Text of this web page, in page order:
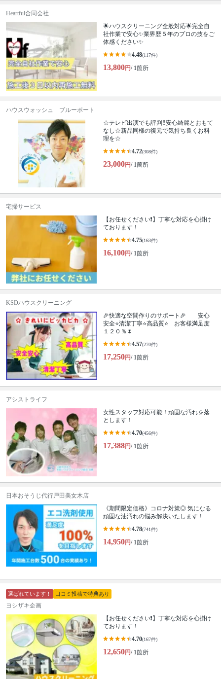
Heartful合同会社
🌟ハウスクリーニング全般対応🌟完全自
社作業で安心✨業界歴５年のプロの技をご
体感ください✨
4.48(117件)
13,800円/ 1箇所
ハウスウォッシュ ブルーポート
☆テレビ出演でも評判‼安心綺麗とおもて
なし☆新品同様の復元で気持ち良くお料
理を☆
4.72(308件)
23,000円/ 1箇所
宅掃サービス
【お任せください❗️】丁寧な対応を心掛け
ております！
4.75(163件)
16,100円/ 1箇所
KSDハウスクリーニング
🎉快適な空間作りのサポート🎉 安心
安全⭐清潔丁寧⭐高品質⭐ お客様満足度
１２０％🌷
4.57(270件)
17,250円/ 1箇所
アシストライフ
女性スタッフ対応可能！頑固な汚れを落
とします！
4.70(456件)
17,388円/ 1箇所
日本おそうじ代行戸田美女木店
《期間限定価格》コロナ対策◎ 気になる
頑固な油汚れの悩み解決いたします！
4.78(741件)
14,950円/ 1箇所
選ばれています！ 口コミ投稿で特典あり
ヨシザキ企画
【お任せください❗️】丁寧な対応を心掛け
ております！
4.70(167件)
12,650円/ 1箇所